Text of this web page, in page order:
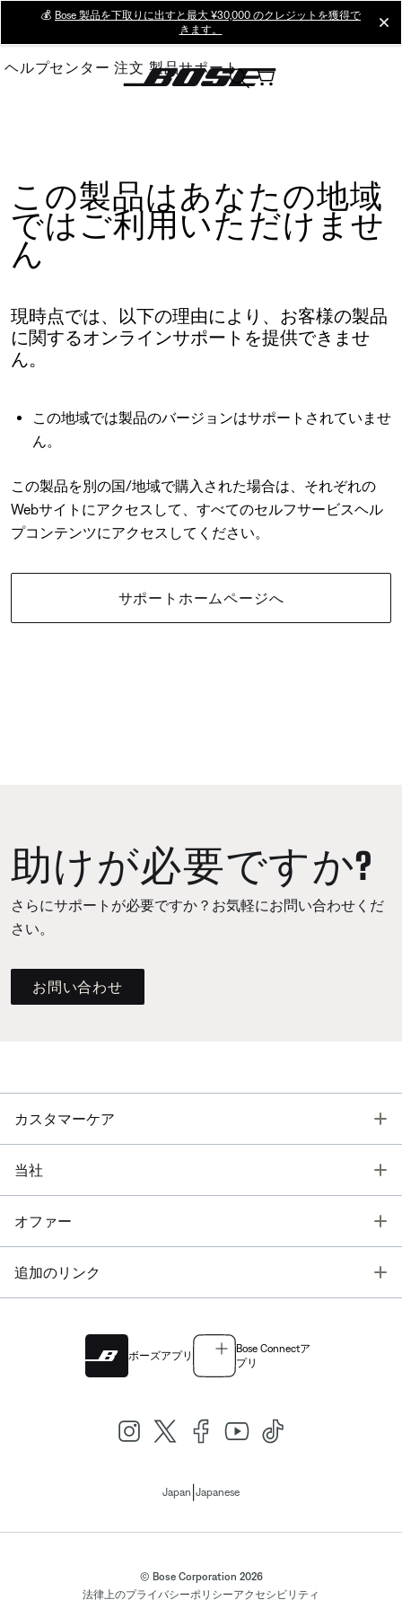
Main
💰 Bose 製品を下取りに出すと最大 ¥30,000 のクレジットを獲得で
きます。
ヘルプセンター 注文 製品サポート
この製品はあなたの地域
ではご利用いただけませ
ん
現時点では、以下の理由により、お客様の製品
に関するオンラインサポートを提供できませ
ん。
この地域では製品のバージョンはサポートされていませ
ん。
この製品を別の国/地域で購入された場合は、それぞれの
Webサイトにアクセスして、すべてのセルフサービスヘル
プコンテンツにアクセスしてください。
サポートホームページへ
助けが必要ですか?
さらにサポートが必要ですか？お気軽にお問い合わせくだ
さい。
お問い合わせ
カスタマーケア
当社
オファー
追加のリンク
ボーズアプリ
Bose Connectア
プリ
Japan Japanese
© Bose Corporation 2026
法律上のプライバシーポリシーアクセシビリティ